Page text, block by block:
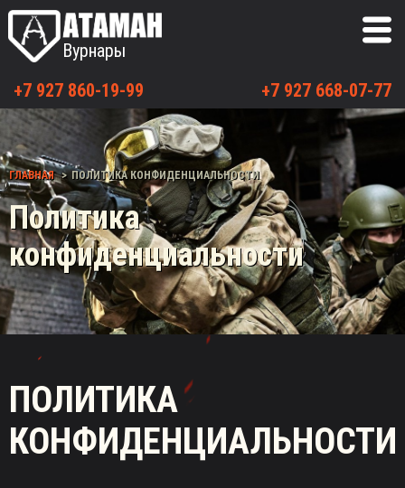
Вурнары
+7 927 860-19-99
+7 927 668-07-77
ГЛАВНАЯ ПОЛИТИКА КОНФИДЕНЦИАЛЬНОСТИ
Политика
конфиденциальности
ПОЛИТИКА
КОНФИДЕНЦИАЛЬНОСТИ